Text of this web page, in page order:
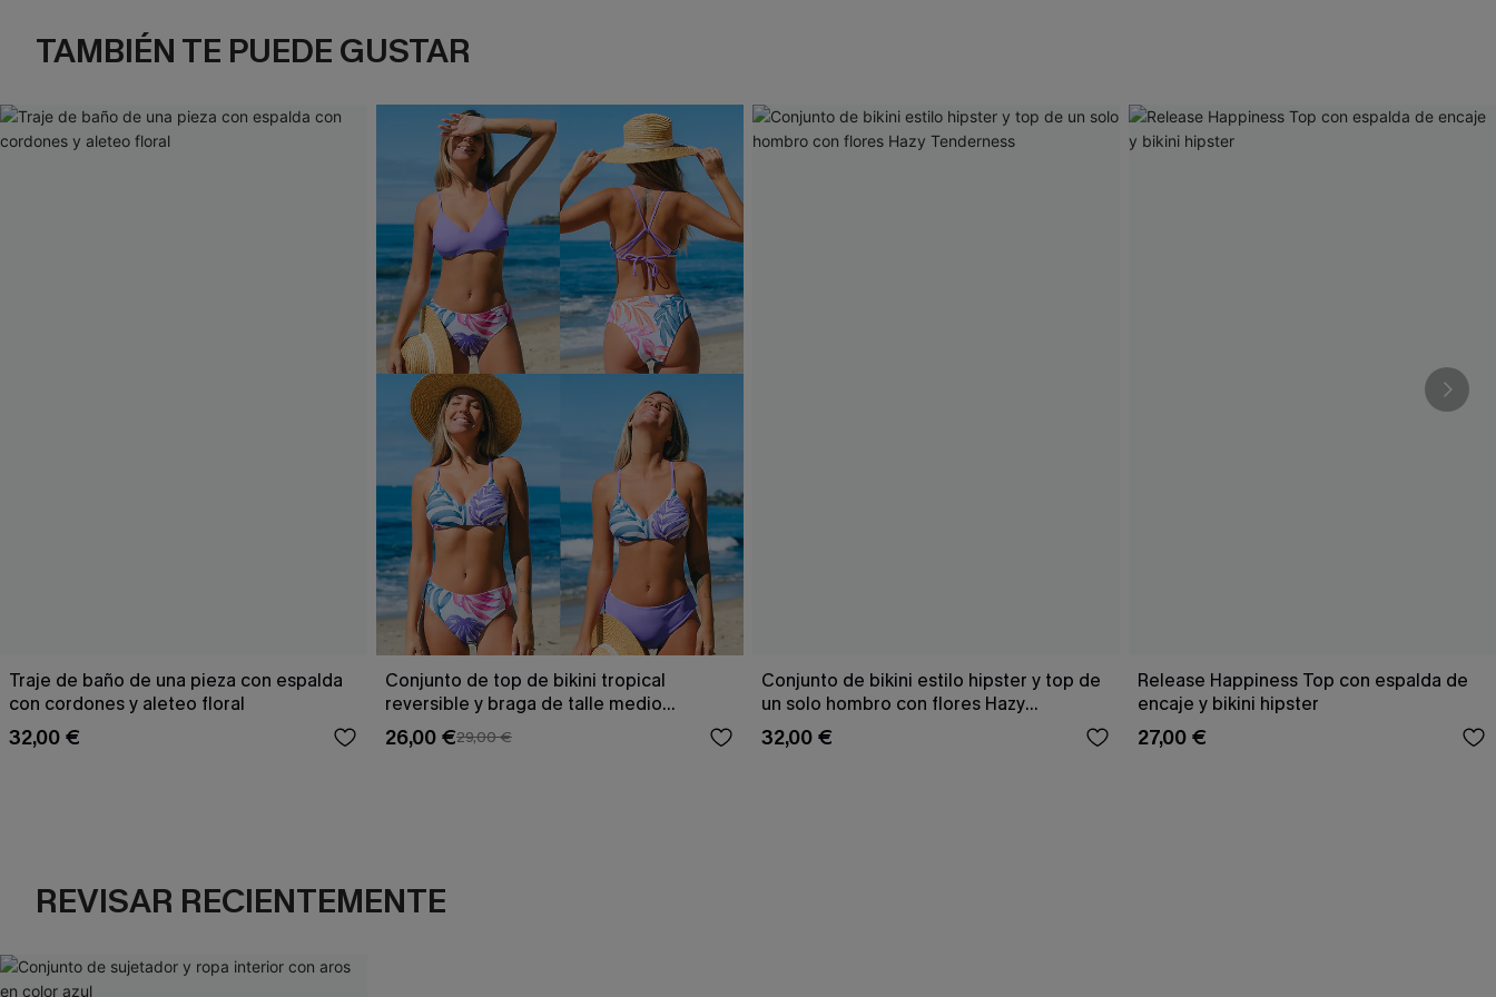
TAMBIÉN TE PUEDE GUSTAR
Traje de baño de una pieza con espalda
con cordones y aleteo floral
32,00 €
Conjunto de top de bikini tropical
reversible y braga de talle medio
Escaping
26,00 €29,00 €
Conjunto de bikini estilo hipster y top de
un solo hombro con flores Hazy
Tenderness
32,00 €
Release Happiness Top con espalda de
encaje y bikini hipster
27,00 €
REVISAR RECIENTEMENTE